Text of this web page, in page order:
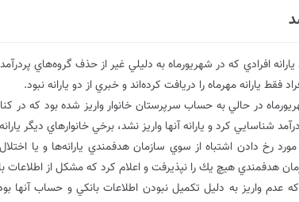
افرادي كه در شهريورماه به دليلي غير از حذف گروه‌هاي
فقط يارانه مهرماه را دريافت كرده‌اند و خبري از دو يارانه نبود.
در حالي به حساب سرپرستان خانوار واريز شده بود كه در
شناسايي كرد و يارانه آنها واريز نشد، برخي خانوارهاي ديگر
رخ دادن اشتباه از سوي سازمان هدفمندي يارانه‌ها و يا
هدفمندي هيچ يك را نپذيرفت و اعلام كرد كه مشكل از اطلاعات
عدم واريز به دليل تكميل نبودن اطلاعات بانكي و حساب آنها